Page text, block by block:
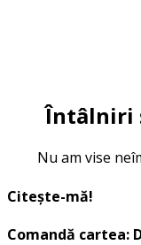
Întâlniri
Nu am vise
Citește-mă!
Comandă cartea: